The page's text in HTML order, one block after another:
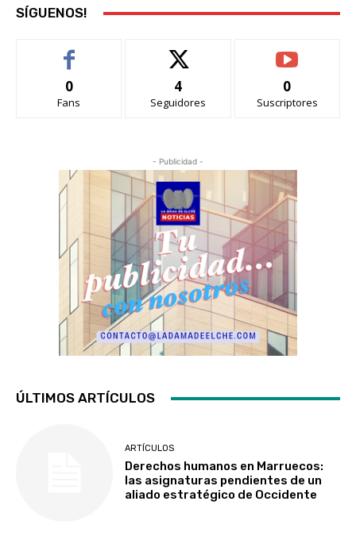
SÍGUENOS!
0
Fans
4
Seguidores
0
Suscriptores
- Publicidad -
ÚLTIMOS ARTÍCULOS
ARTÍCULOS
Derechos humanos en Marruecos:
las asignaturas pendientes de un
aliado estratégico de Occidente